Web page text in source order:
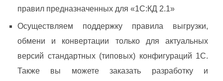
правил предназначенных для «1С:КД 2.1»
Осуществляем поддержку правила выгрузки,
обмени и конвертации только для актуальных
версий стандартных (типовых) конфигураций 1С.
Также вы можете заказать разработку и